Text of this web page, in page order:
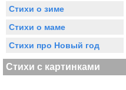
Стихи о зиме
Стихи о маме
Стихи про Новый год
Стихи с картинками